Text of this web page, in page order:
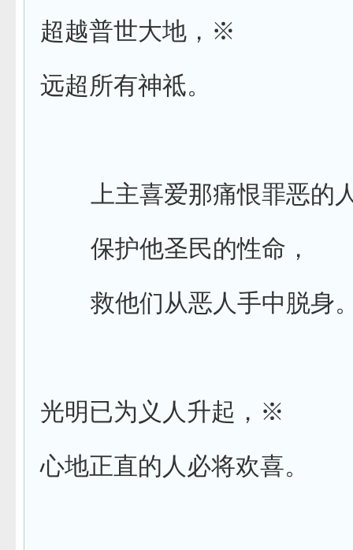
超越普世大地， ※
远超所有神祗。
上主喜爱那痛恨罪恶的
保护他圣民的性命，
救他们从恶人手中脱身
光明已为义人升起， ※
心地正直的人必将欢喜。